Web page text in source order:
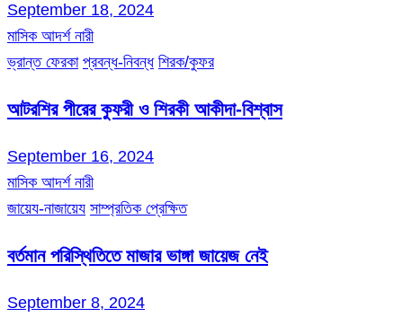
September 18, 2024
মাসিক আদর্শ নারী
ভ্রান্ত ফেরকা প্রবন্ধ-নিবন্ধ শিরক/কুফর
আটরশির পীরের কুফরী ও শিরকী আকীদা-বিশ্বাস
September 16, 2024
মাসিক আদর্শ নারী
জায়েয-নাজায়েয সাম্প্রতিক প্রেক্ষিত
বর্তমান পরিস্থিতিতে মাজার ভাঙ্গা জায়েজ নেই
September 8, 2024